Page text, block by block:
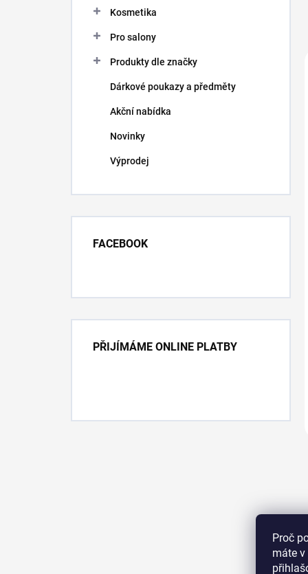
Proč
máte
Kosmetika
Pro salony
Produkty dle značky
Dárkové poukazy a předměty
Akční nabídka
Novinky
Výprodej
FACEBOOK
PŘIJÍMÁME ONLINE PLATBY